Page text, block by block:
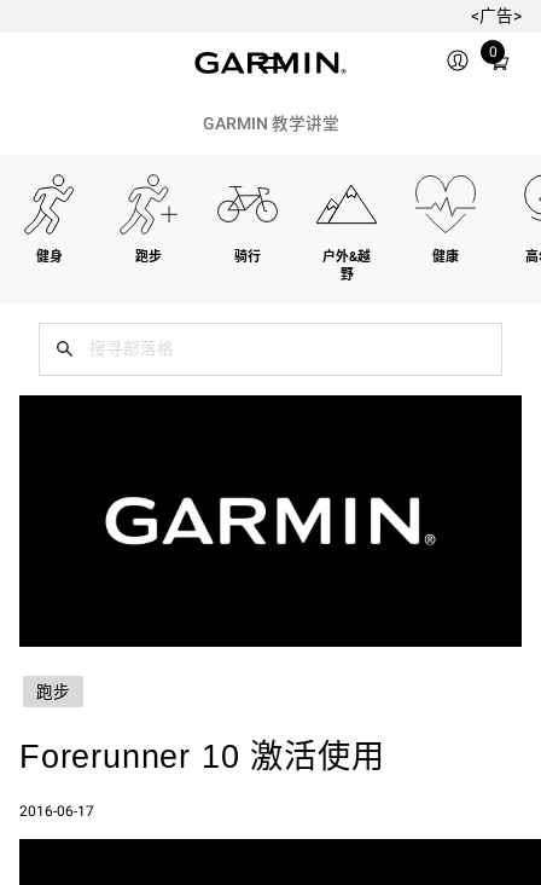
<广告>
0
Total
items
GARMIN 教学讲堂
健身 跑步 骑行
户外&越
野
健康 高
跑步
Forerunner 10 激活使用
2016-06-17